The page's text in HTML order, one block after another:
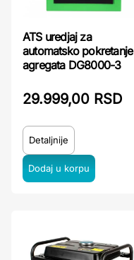
ATS uredjaj za
automatsko pokretanje
agregata DG8000-3
29.999,00 RSD
Detaljnije